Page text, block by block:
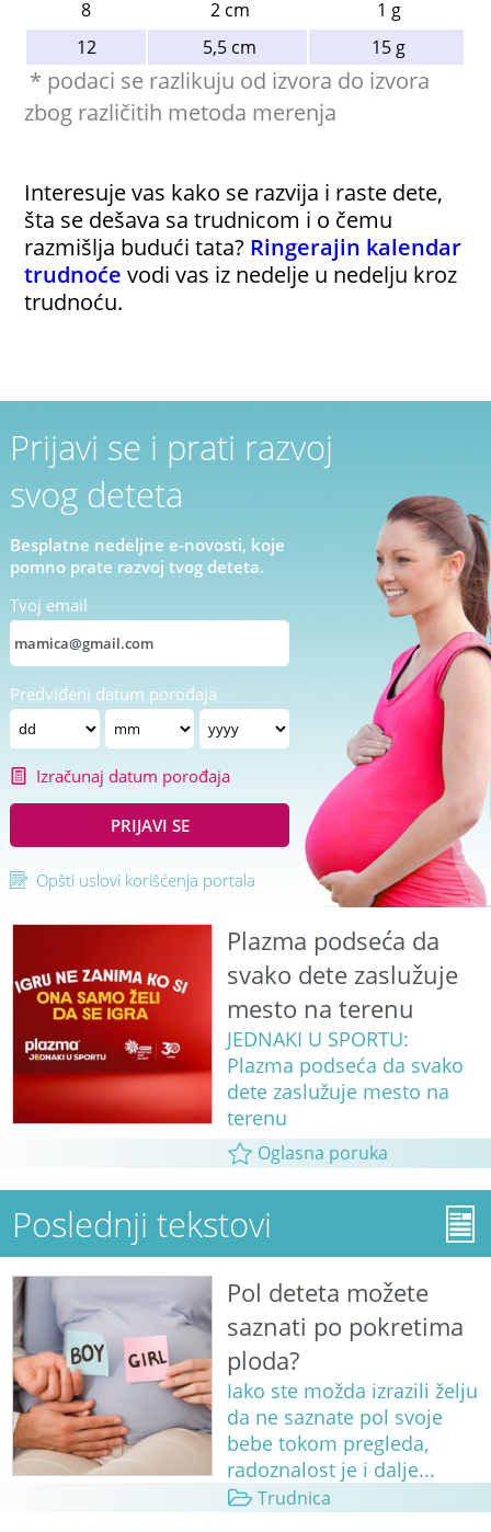
8 2 cm
1 g
12
5,5 cm 15 g
* podaci se razlikuju od izvora do izvora
zbog različitih metoda merenja
Interesuje vas kako se razvija i raste dete,
šta se dešava sa trudnicom i o čemu
razmišlja budući tata? Ringerajin kalendar
trudnoće vodi vas iz nedelje u nedelju kroz
trudnoću.
Prijavi se i prati razvoj
svog deteta
Besplatne nedeljne e-novosti, koje
pomno prate razvoj tvog deteta.
Tvoj email
Predviđeni datum porođaja
Izračunaj datum porođaja
PRIJAVI SE
Opšti uslovi korišćenja portala
Plazma podseća da
svako dete zaslužuje
mesto na terenu
JEDNAKI U SPORTU:
Plazma podseća da svako
dete zaslužuje mesto na
terenu
Oglasna poruka
Poslednji tekstovi
Pol deteta možete
saznati po pokretima
ploda?
Iako ste možda izrazili želju
da ne saznate pol svoje
bebe tokom pregleda,
radoznalost je i dalje...
Trudnica